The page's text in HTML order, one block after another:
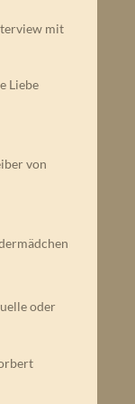
mit
Liebe
von
oder